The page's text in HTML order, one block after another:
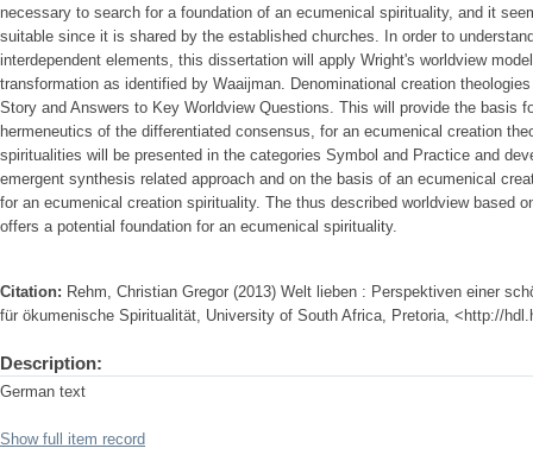
necessary to search for a foundation of an ecumenical spirituality, and it
suitable since it is shared by the established churches. In order to
interdependent elements, this dissertation will apply Wright's worldview
transformation as identified by Waaijman. Denominational creation
Story and Answers to Key Worldview Questions. This will provide the basis
hermeneutics of the differentiated consensus, for an ecumenical creation
spiritualities will be presented in the categories Symbol and Practice and
emergent synthesis related approach and on the basis of an ecumenical
for an ecumenical creation spirituality. The thus described worldview based
offers a potential foundation for an ecumenical spirituality.
Citation: Rehm, Christian Gregor (2013) Welt lieben : Perspektiven einer
für ökumenische Spiritualität, University of South Africa, Pretoria, <http://
Description:
German text
Show full item record